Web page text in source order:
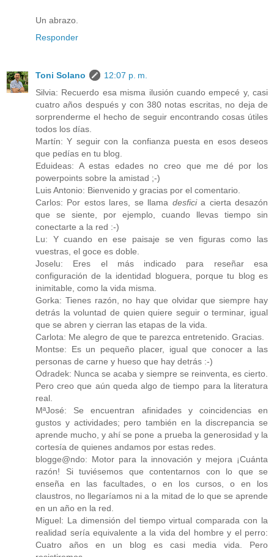
Un abrazo.
Responder
Toni Solano
12:07 p. m.
Silvia: Recuerdo esa misma ilusión cuando empecé y, casi
cuatro años después y con 380 notas escritas, no deja de
sorprenderme el hecho de seguir encontrando cosas útiles
todos los días.
Martín: Y seguir con la confianza puesta en esos deseos
que pedías en tu blog.
Eduideas: A estas edades no creo que me dé por los
powerpoints sobre la amistad ;-)
Luis Antonio: Bienvenido y gracias por el comentario.
Carlos: Por estos lares, se llama desficia cierta desazón
que se siente, por ejemplo, cuando llevas tiempo sin
conectarte a la red :-)
Lu: Y cuando en ese paisaje se ven figuras como las
vuestras, el goce es doble.
Joselu: Eres el más indicado para reseñar esa
configuración de la identidad bloguera, porque tu blog es
inimitable, como la vida misma.
Gorka: Tienes razón, no hay que olvidar que siempre hay
detrás la voluntad de quien quiere seguir o terminar, igual
que se abren y cierran las etapas de la vida.
Carlota: Me alegro de que te parezca entretenido. Gracias.
Montse: Es un pequeño placer, igual que conocer a las
personas de carne y hueso que hay detrás :-)
Odradek: Nunca se acaba y siempre se reinventa, es cierto.
Pero creo que aún queda algo de tiempo para la literatura
real.
MªJosé: Se encuentran afinidades y coincidencias en
gustos y actividades; pero también en la discrepancia se
aprende mucho, y ahí se pone a prueba la generosidad y la
cortesía de quienes andamos por estas redes.
blogge@ndo: Motor para la innovación y mejora ¡Cuánta
razón! Si tuviésemos que contentarnos con lo que se
enseña en las facultades, o en los cursos, o en los
claustros, no llegaríamos ni a la mitad de lo que se aprende
en un año en la red.
Miguel: La dimensión del tiempo virtual comparada con la
realidad sería equivalente a la vida del hombre y el perro:
Cuatro años en un blog es casi media vida. Pero